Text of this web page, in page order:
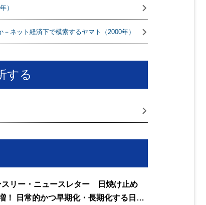
）
ネット経済下で模索するヤマト（2000年）
する
スリー・ニュースレター 日焼け止め
！ 日常的かつ早期化・長期化する日焼